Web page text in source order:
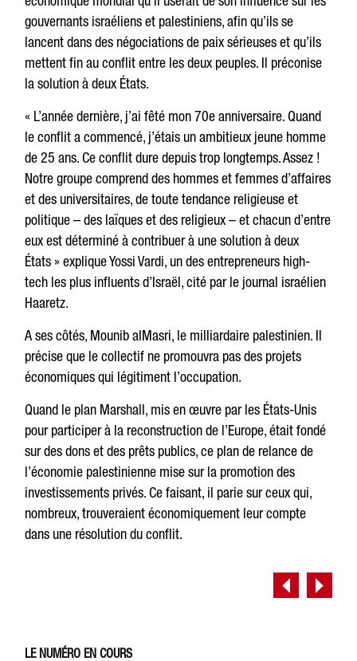
gouvernants israéliens et palestiniens, afin qu’ils se
lancent dans des négociations de paix sérieuses et qu’ils
mettent fin au conflit entre les deux peuples. Il préconise
la solution à deux États.
« L’année dernière, j’ai fêté mon 70e anniversaire. Quand
le conflit a commencé, j’étais un ambitieux jeune homme
de 25 ans. Ce conflit dure depuis trop longtemps. Assez !
Notre groupe comprend des hommes et femmes d’affaires
et des universitaires, de toute tendance religieuse et
politique – des laïques et des religieux – et chacun d’entre
eux est déterminé à contribuer à une solution à deux
États » explique Yossi Vardi, un des entrepreneurs high-
tech les plus influents d’Israël, cité par le journal israélien
Haaretz.
A ses côtés, Mounib alMasri, le milliardaire palestinien. Il
précise que le collectif ne promouvra pas des projets
économiques qui légitiment l’occupation.
Quand le plan Marshall, mis en œuvre par les États-Unis
pour participer à la reconstruction de l’Europe, était fondé
sur des dons et des prêts publics, ce plan de relance de
l’économie palestinienne mise sur la promotion des
investissements privés. Ce faisant, il parie sur ceux qui,
nombreux, trouveraient économiquement leur compte
dans une résolution du conflit.
LE NUMÉRO EN COURS